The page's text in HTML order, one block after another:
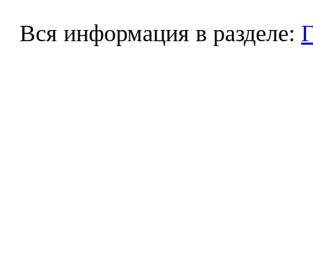
Вся информация в разделе: